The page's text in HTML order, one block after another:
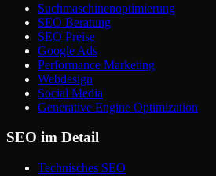
Suchmaschinenoptimierung
SEO Beratung
SEO Preise
Google Ads
Performance Marketing
Webdesign
Social Media
Generative Engine Optimization
SEO im Detail
Technisches SEO